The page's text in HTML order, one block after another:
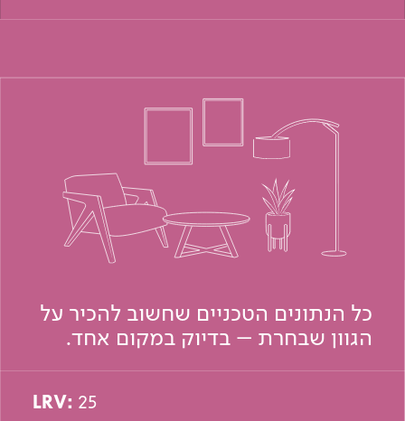
כל הנתונים הטכניים שחשוב להכיר על
הגוון שבחרת – בדיוק במקום אחד.
LRV: 25